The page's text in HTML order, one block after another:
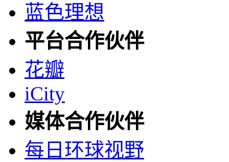
蓝色理想
平台合作伙伴
花瓣
iCity
媒体合作伙伴
每日环球视野